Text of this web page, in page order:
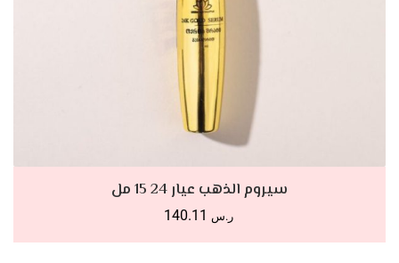
أضف للسلة
سيروم الذهب عيار 24 15 مل
ر.س